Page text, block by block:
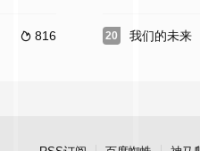
 816 20 我们的未来